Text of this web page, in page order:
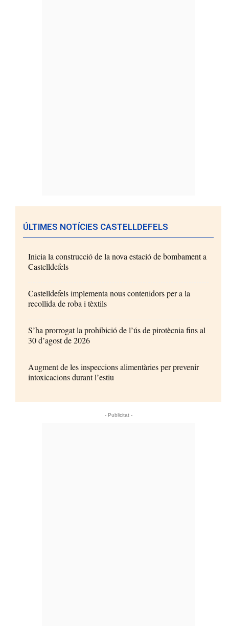
ÚLTIMES NOTÍCIES CASTELLDEFELS
Inicia la construcció de la nova estació de bombament a
Castelldefels
Castelldefels implementa nous contenidors per a la
recollida de roba i tèxtils
S’ha prorrogat la prohibició de l’ús de pirotècnia fins al
30 d’agost de 2026
Augment de les inspeccions alimentàries per prevenir
intoxicacions durant l’estiu
- Publicitat -